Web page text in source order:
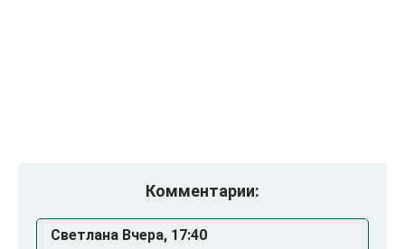
Комментарии:
Светлана Вчера, 17:40